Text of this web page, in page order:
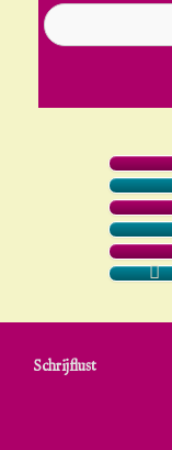
Schrijflust